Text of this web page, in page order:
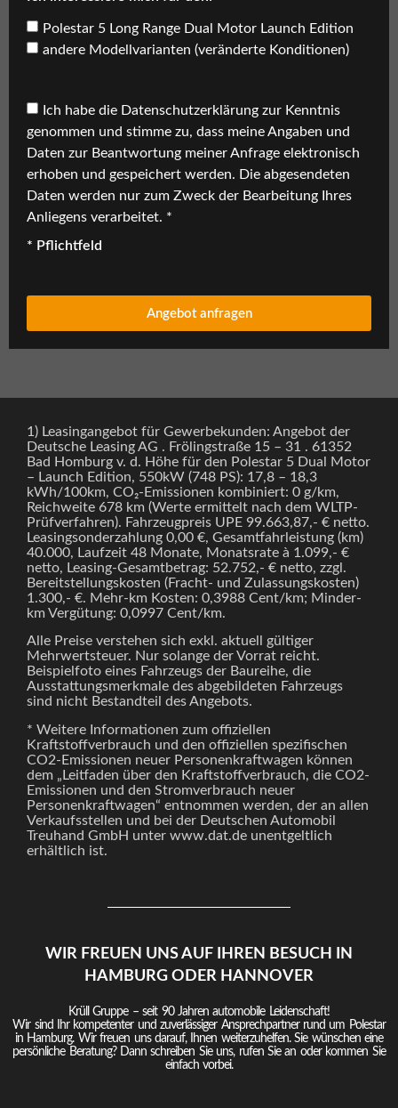
Polestar 5 Long Range Dual Motor Launch Edition
andere Modellvarianten (veränderte Konditionen)
Ich habe die Datenschutzerklärung zur Kenntnis
genommen und stimme zu, dass meine Angaben und
Daten zur Beantwortung meiner Anfrage elektronisch
erhoben und gespeichert werden. Die abgesendeten
Daten werden nur zum Zweck der Bearbeitung Ihres
Anliegens verarbeitet. *
* Pflichtfeld
Angebot anfragen
1) Leasingangebot für Gewerbekunden: Angebot der
Deutsche Leasing AG . Frölingstraße 15 – 31 . 61352
Bad Homburg v. d. Höhe für den Polestar 5 Dual Motor
– Launch Edition, 550kW (748 PS): 17,8 – 18,3
kWh/100km, CO₂-Emissionen kombiniert: 0 g/km,
Reichweite 678 km (Werte ermittelt nach dem WLTP-
Prüfverfahren). Fahrzeugpreis UPE 99.663,87,- € netto.
Leasingsonderzahlung 0,00 €, Gesamtfahrleistung (km)
40.000, Laufzeit 48 Monate, Monatsrate à 1.099,- €
netto, Leasing-Gesamtbetrag: 52.752,- € netto, zzgl.
Bereitstellungskosten (Fracht- und Zulassungskosten)
1.300,- €. Mehr-km Kosten: 0,3988 Cent/km; Minder-
km Vergütung: 0,0997 Cent/km.
Alle Preise verstehen sich exkl. aktuell gültiger
Mehrwertsteuer. Nur solange der Vorrat reicht.
Beispielfoto eines Fahrzeugs der Baureihe, die
Ausstattungsmerkmale des abgebildeten Fahrzeugs
sind nicht Bestandteil des Angebots.
* Weitere Informationen zum offiziellen
Kraftstoffverbrauch und den offiziellen spezifischen
CO2-Emissionen neuer Personenkraftwagen können
dem „Leitfaden über den Kraftstoffverbrauch, die CO2-
Emissionen und den Stromverbrauch neuer
Personenkraftwagen“ entnommen werden, der an allen
Verkaufsstellen und bei der Deutschen Automobil
Treuhand GmbH unter www.dat.de unentgeltlich
erhältlich ist.
WIR FREUEN UNS AUF IHREN BESUCH IN
HAMBURG ODER HANNOVER
Krüll Gruppe – seit 90 Jahren automobile Leidenschaft!
Wir sind Ihr kompetenter und zuverlässiger Ansprechpartner rund um Polestar
in Hamburg. Wir freuen uns darauf, Ihnen weiterzuhelfen. Sie wünschen eine
persönliche Beratung? Dann schreiben Sie uns, rufen Sie an oder kommen Sie
einfach vorbei.